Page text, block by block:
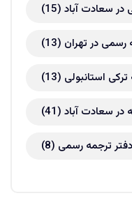
در سعادت آباد (15)
رسمی در تهران (13)
استانبولی (13)
در سعادت آباد (41)
دفتر ترجمه رسمی (8)